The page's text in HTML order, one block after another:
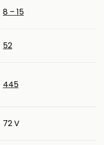
8 – 15
52
445
72 V